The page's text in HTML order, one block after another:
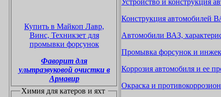
Купить в Майкоп Лавр,
Винс, Техникзет для
промывки форсунок
Фаворит для
ультразвуковой очисткив
Армавир
Химия для катеров и яхт
Конструкция автомобилей
Автомобили ВАЗ,
Промывка форсунок и
Коррозия автомобиля и ее
Окраска и